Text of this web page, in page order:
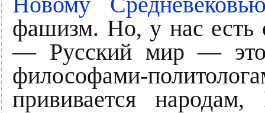
фашизм. Но, у нас есть
— Русский мир —
философами-
прививается